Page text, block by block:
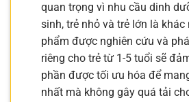
quan trọng vì nhu cầu dinh
sinh, trẻ nhỏ và trẻ lớn là khác
phẩm được nghiên cứu và
riêng cho trẻ từ 1-5 tuổi sẽ
phần được tối ưu hóa để
nhất mà không gây quá tải